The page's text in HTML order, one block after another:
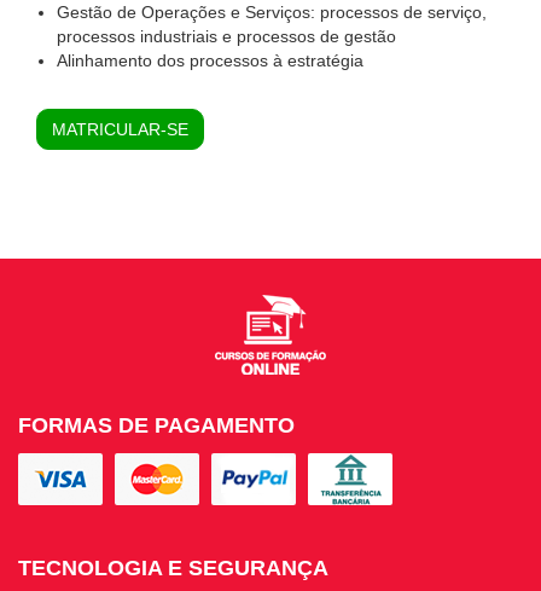
Gestão de Operações e Serviços: processos de serviço,
processos industriais e processos de gestão
Alinhamento dos processos à estratégia
MATRICULAR-SE
FORMAS DE PAGAMENTO
TECNOLOGIA E SEGURANÇA